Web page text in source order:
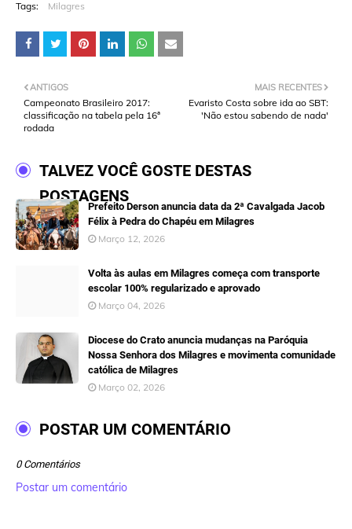
Tags: Milagres
MAIS RECENTES
Evaristo Costa sobre ida ao SBT:
'Não estou sabendo de nada'
ANTIGOS
Campeonato Brasileiro 2017:
classificação na tabela pela 16ª
rodada
TALVEZ VOCÊ GOSTE DESTAS
POSTAGENS
Prefeito Derson anuncia data da 2ª Cavalgada Jacob
Félix à Pedra do Chapéu em Milagres
Março 12, 2026
Volta às aulas em Milagres começa com transporte
escolar 100% regularizado e aprovado
Março 04, 2026
Diocese do Crato anuncia mudanças na Paróquia
Nossa Senhora dos Milagres e movimenta comunidade
católica de Milagres
Março 02, 2026
POSTAR UM COMENTÁRIO
0 Comentários
Postar um comentário